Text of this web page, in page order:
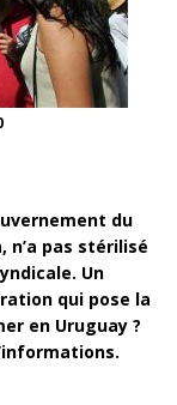
du
n’a pas stérilisé
Un
qui pose la
en Uruguay ?